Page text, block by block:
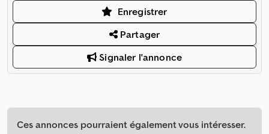
Enregistrer
Partager
Signaler l'annonce
Ces annonces pourraient également vous intéresser.